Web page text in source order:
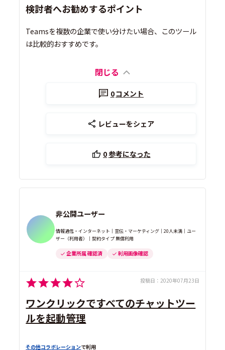
検討者へお勧めするポイント
Teamsを複数の企業で使い分けたい場合、このツール
は比較的おすすめです。
閉じる
0コメント
レビューをシェア
0参考になった
非公開ユーザー
情報通信・インターネット｜宣伝・マーケティング｜20人未満｜ユー
ザー（利用者）｜契約タイプ 無償利用
企業所属 確認済 利用画像確認
投稿日： 2020年07月23日
ワンクリックですべてのチャットツー
ルを起動管理
その他コラボレーションで利用